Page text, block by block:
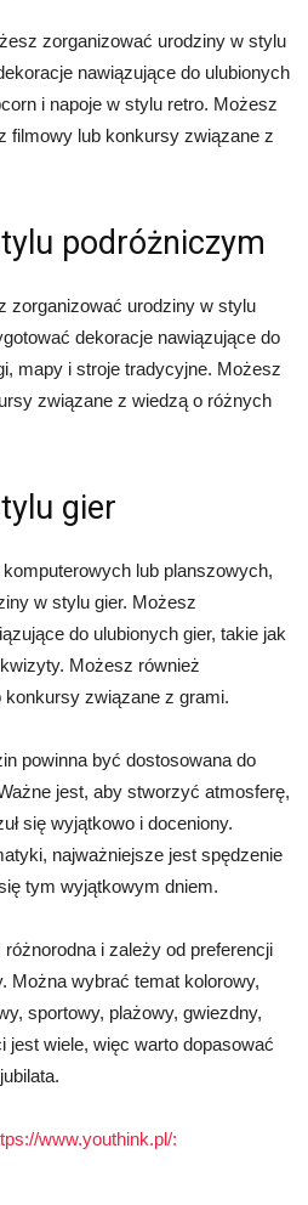
zorganizować urodziny w stylu
nawiązujące do ulubionych
i napoje w stylu retro. Możesz
filmowy lub konkursy związane z
podróżniczym
zorganizować urodziny w stylu
dekoracje nawiązujące do
mapy i stroje tradycyjne. Możesz
związane z wiedzą o różnych
gier
lub planszowych,
w stylu gier. Możesz
do ulubionych gier, takie jak
Możesz również
związane z grami.
powinna być dostosowana do
jest, aby stworzyć atmosferę,
się wyjątkowo i doceniony.
najważniejsze jest spędzenie
tym wyjątkowym dniem.
i zależy od preferencji
Można wybrać temat kolorowy,
sportowy, plażowy, gwiezdny,
jest wiele, więc warto dopasować
www.youthink.pl/: